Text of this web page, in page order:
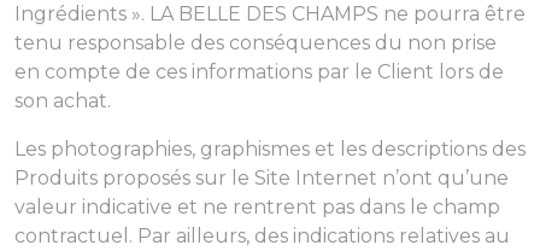
Ingrédients ». LA BELLE DES CHAMPS ne pourra être
tenu responsable des conséquences du non prise
en compte de ces informations par le Client lors de
son achat.
Les photographies, graphismes et les descriptions des
Produits proposés sur le Site Internet n’ont qu’une
valeur indicative et ne rentrent pas dans le champ
contractuel. Par ailleurs, des indications relatives au